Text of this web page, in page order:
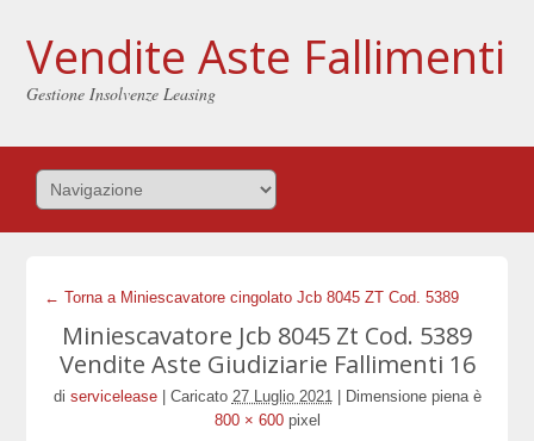
Vendite Aste Fallimenti
Gestione Insolvenze Leasing
← Torna a Miniescavatore cingolato Jcb 8045 ZT Cod. 5389
Miniescavatore Jcb 8045 Zt Cod. 5389
Vendite Aste Giudiziarie Fallimenti 16
di servicelease Caricato 27 Luglio 2021
Dimensione piena è
800 × 600pixel